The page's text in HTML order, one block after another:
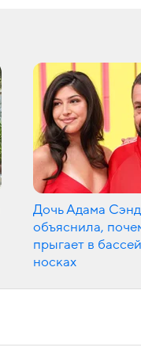
Дочь Адама
объяснила,
прыгает в
носках